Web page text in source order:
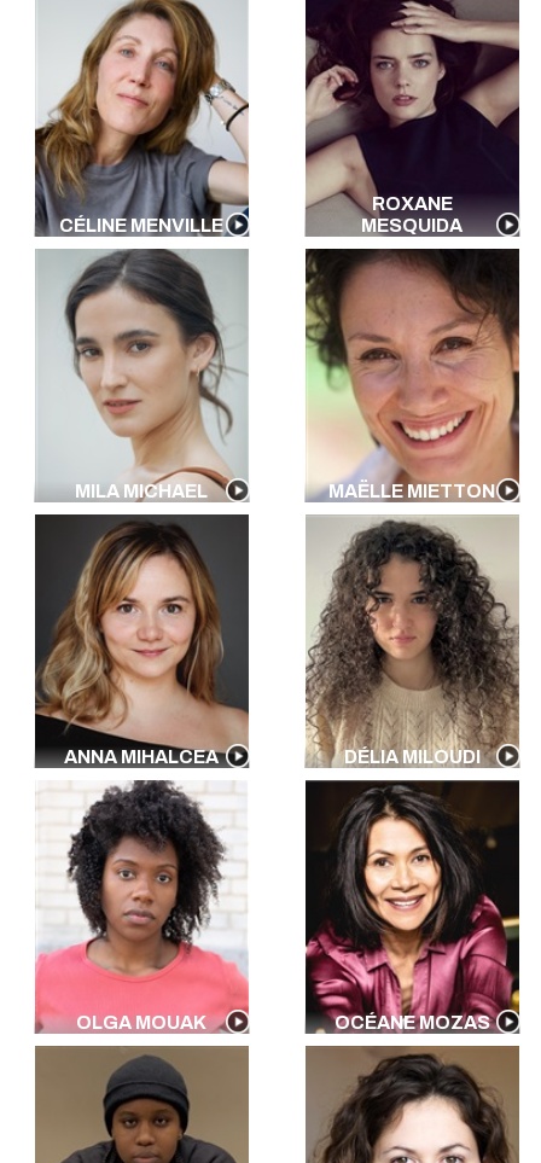
CÉLINE MENVILLE
ROXANE
MESQUIDA
MILA MICHAEL MAËLLE MIETTON
ANNA MIHALCEA DÉLIA MILOUDI
OLGA MOUAK OCÉANE MOZAS